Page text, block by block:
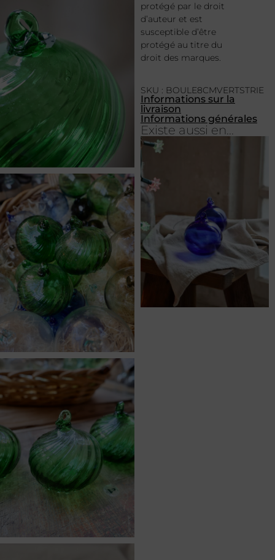
protégé par le droit
d’auteur et est
susceptible d’être
protégé au titre du
droit des marques.
SKU : BOULE8CMVERTSTRIE
Informations sur la
livraison
Informations générales
Existe aussi en...